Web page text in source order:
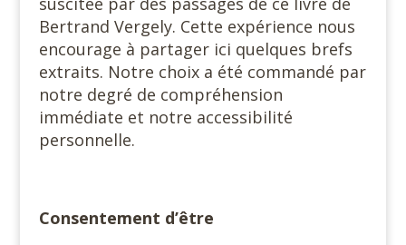
Bertrand Vergely. Cette expérience nous
encourage à partager ici quelques brefs
extraits. Notre choix a été commandé par
notre degré de compréhension
immédiate et notre accessibilité
personnelle.
Consentement d’être